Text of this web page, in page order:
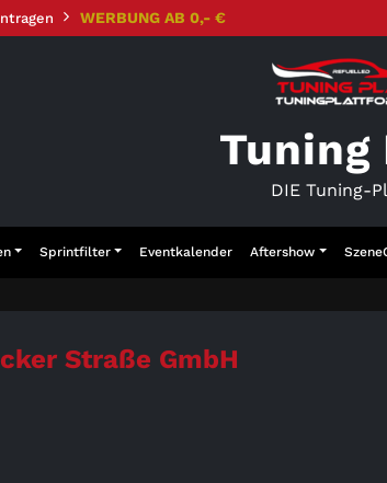
WERBUNG AB 0,- €
Tuning
DIE Tuning-
Sprintfilter Eventkalender Aftershow
Straße GmbH